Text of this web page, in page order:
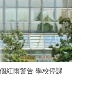
紅雨警告 學校停課